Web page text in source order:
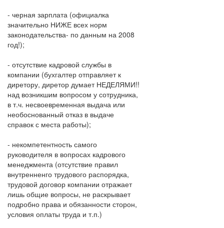
- черная зарплата (официалка
значительно НИЖЕ всех норм
законодательства- по данным на 2008
год!);
- отсутствие кадровой службы в
компании (бухгалтер отправляет к
диретору, диретор думает НЕДЕЛЯМИ!!
над возникшим вопросом у сотрудника,
в т.ч. несвоевременная выдача или
необоснованный отказ в выдаче
справок с места работы);
- некомпетентность самого
руководителя в вопросах кадрового
менеджмента (отсутствие правил
внутренненго трудового распорядка,
трудовой договор компании отражает
лишь общие вопросы, не раскрывает
подробно права и обязанности сторон,
условия оплаты труда и т.п.)